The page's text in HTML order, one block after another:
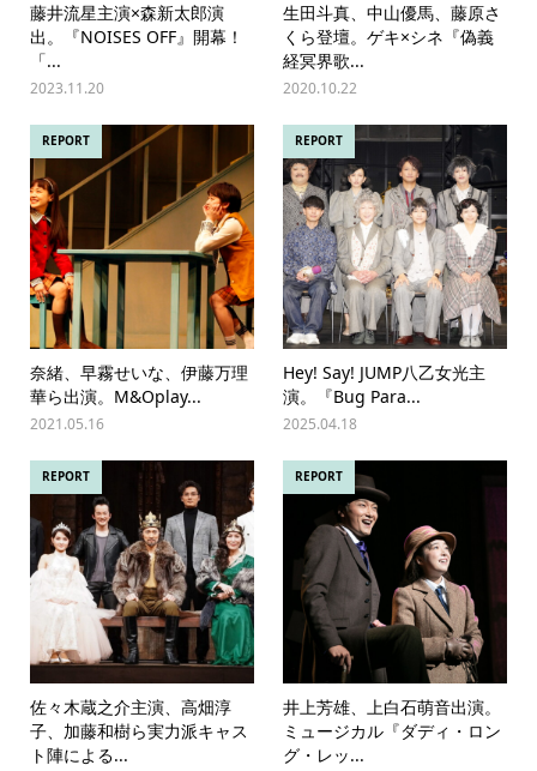
藤井流星主演×森新太郎演
出。『NOISES OFF』開幕！
「...
2023.11.20
生田斗真、中山優馬、藤原さ
くら登壇。ゲキ×シネ『偽義
経冥界歌...
2020.10.22
REPORT
奈緒、早霧せいな、伊藤万理
華ら出演。M&Oplay...
2021.05.16
REPORT
Hey! Say! JUMP⼋⼄⼥光主
演。『Bug Para...
2025.04.18
REPORT
佐々木蔵之介主演、高畑淳
子、加藤和樹ら実力派キャス
ト陣による...
REPORT
井上芳雄、上白石萌音出演。
ミュージカル『ダディ・ロン
グ・レッ...